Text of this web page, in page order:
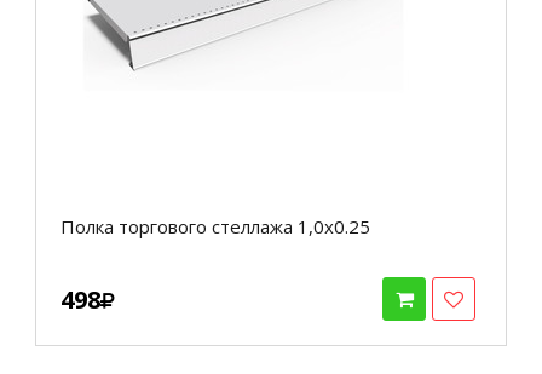
Полка торгового стеллажа 1,0х0.25
498